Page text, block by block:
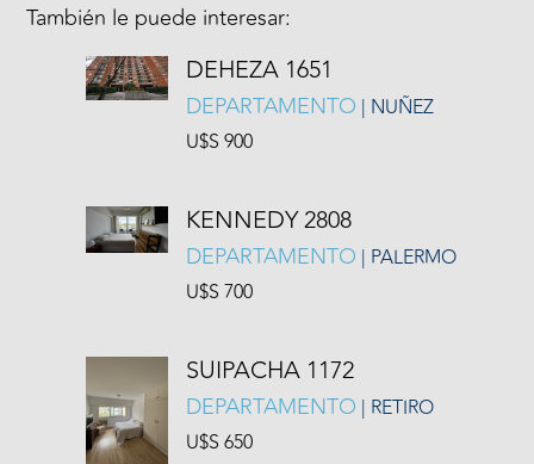
También le puede interesar:
DEHEZA 1651
DEPARTAMENTO | NUÑEZ
U$S 900
KENNEDY 2808
DEPARTAMENTO | PALERMO
U$S 700
SUIPACHA 1172
DEPARTAMENTO | RETIRO
U$S 650